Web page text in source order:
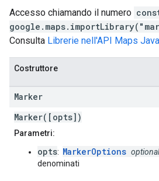
Accesso chiamando il numero
Consulta Librerie nell'API Maps
Costruttore
Marker
Marker([opts])
Parametri:
opts: MarkerOptions optional
denominati